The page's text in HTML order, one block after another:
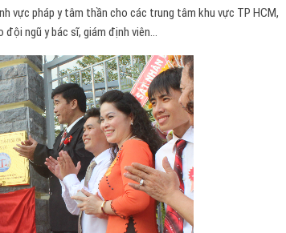
vực pháp y tâm thần cho các trung tâm khu vực TP HCM,
đội ngũ y bác sĩ, giám định viên…